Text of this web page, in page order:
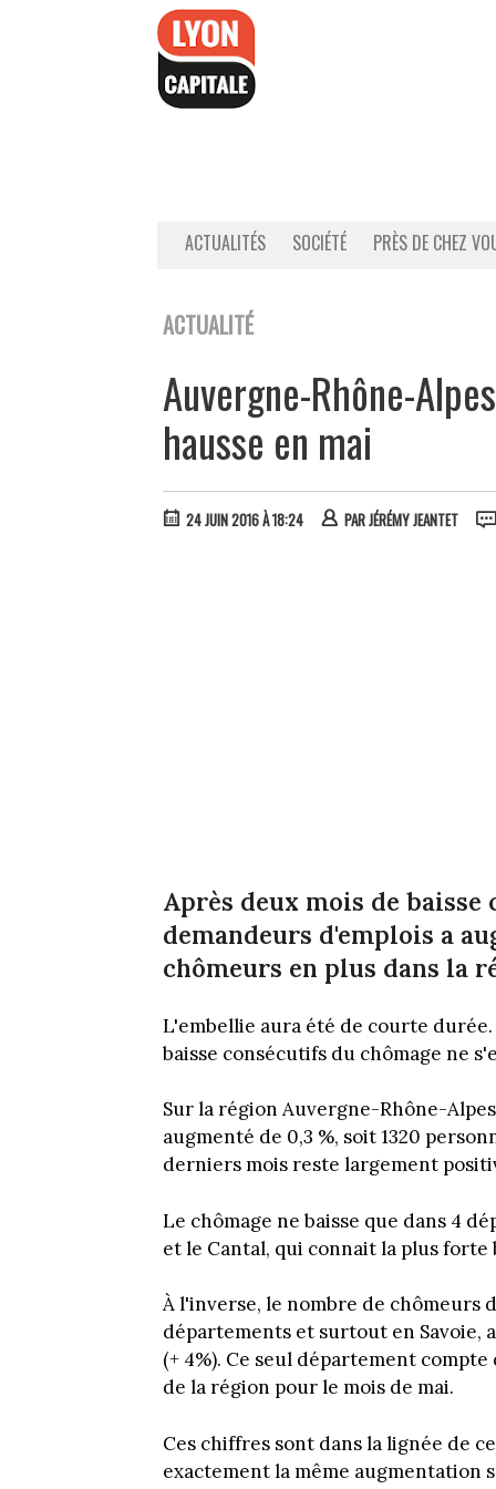
ACTUALITÉS SOCIÉTÉ PRÈS DE CHEZ
ACTUALITÉ
Auvergne-Rhône-
hausse en mai
24 JUIN 2016 À 18:24 PARJÉRÉMY JEANTET
Après deux mois de
demandeurs d'emplois a
chômeurs en plus dans la
L'embellie aura été de courte
baisse consécutifs du chômage ne
Sur la région Auvergne-Rhône-
augmenté de 0,3 %, soit 1320
derniers mois reste largement
Le chômage ne baisse que dans 4
et le Cantal, qui connait la plus forte
À l'inverse, le nombre de chômeurs
départements et surtout en Savoie,
(+ 4%). Ce seul département
de la région pour le mois de mai.
Ces chiffres sont dans la lignée de
exactement la même augmentation